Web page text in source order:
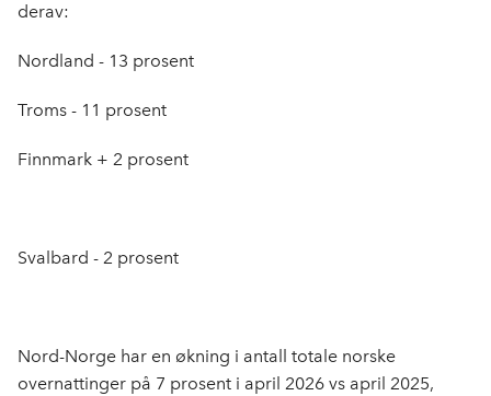
derav:
Nordland - 13 prosent
Troms - 11 prosent
Finnmark + 2 prosent
Svalbard - 2 prosent
Nord-Norge har en økning i antall totale norske
overnattinger på 7 prosent i april 2026 vs april 2025,